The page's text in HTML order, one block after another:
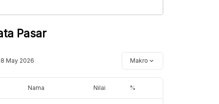
Pasar
May 2026 Makro
Nama Nilai %